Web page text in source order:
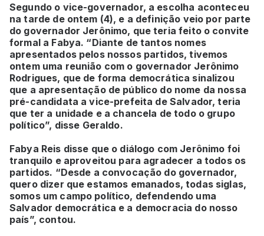
Segundo o vice-governador, a escolha aconteceu
na tarde de ontem (4), e a definição veio por parte
do governador Jerônimo, que teria feito o convite
formal a Fabya. “Diante de tantos nomes
apresentados pelos nossos partidos, tivemos
ontem uma reunião com o governador Jerônimo
Rodrigues, que de forma democrática sinalizou
que a apresentação de público do nome da nossa
pré-candidata a vice-prefeita de Salvador, teria
que ter a unidade e a chancela de todo o grupo
político”, disse Geraldo.
Fabya Reis disse que o diálogo com Jerônimo foi
tranquilo e aproveitou para agradecer a todos os
partidos. “Desde a convocação do governador,
quero dizer que estamos emanados, todas siglas,
somos um campo político, defendendo uma
Salvador democrática e a democracia do nosso
país”, contou.